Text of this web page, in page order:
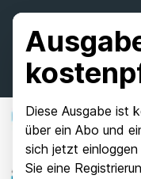
Diese Ausgabe ist
über ein Abo und
sich jetzt
Sie eine